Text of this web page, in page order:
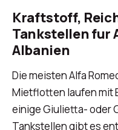
Kraftstoff,
Tankstellen fur
Albanien
Die meisten Alfa
Mietflotten laufen mit
einige Giulietta- oder
Tankstellen gibt es